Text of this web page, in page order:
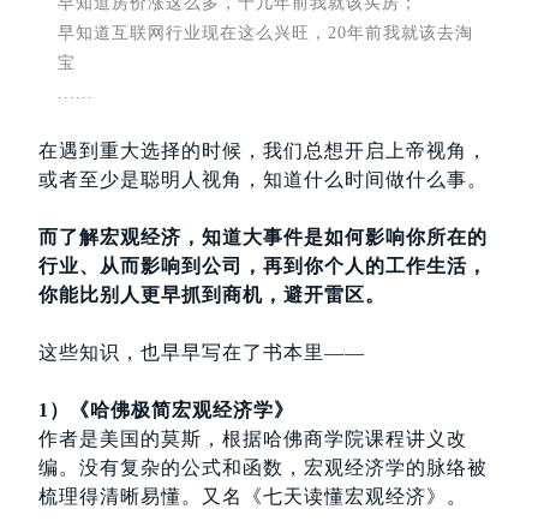
早知道互联网行业现在这么兴旺，20年前我就该去淘
宝
在遇到重大选择的时候，我们总想开启上帝视角，
或者至少是聪明人视角，知道什么时间做什么事。
而了解宏观经济，知道大事件是如何影响你所在的
行业、从而影响到公司，再到你个人的工作生活，
你能比别人更早抓到商机，避开雷区。
这些知识，也早早写在了书本里——
1）《哈佛极简宏观经济学》
作者是美国的莫斯，根据哈佛商学院课程讲义改
编。没有复杂的公式和函数，宏观经济学的脉络被
梳理得清晰易懂。又名《七天读懂宏观经济》。